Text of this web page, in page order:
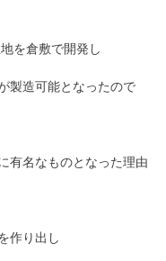
を倉敷で開発し
製造可能となったので
有名なものとなった理由
作り出し